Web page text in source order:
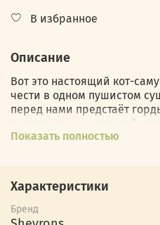
В избранное
Описание
Вот это настоящий кот-
чести в одном пушистом
перед нами предстаёт
традиционные
любым испытаниям. Взгляд
красного круга,
солнце, этот кот выглядит
Этот патч идеально
Показать полностью
Характеристики
Бренд